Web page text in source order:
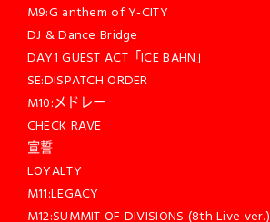
M9:G anthem of Y-CITY
DJ & Dance Bridge
DAY1 GUEST ACT「ICE BAHN」
SE:DISPATCH ORDER
M10:メドレー
CHECK RAVE
宣誓
LOYALTY
M11:LEGACY
M12:SUMMIT OF DIVISIONS (8th Live ver.)